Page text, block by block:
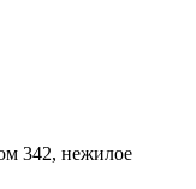
342, нежилое